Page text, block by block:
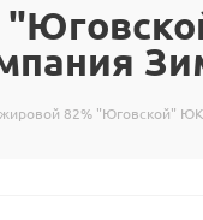
82% "Юговской"